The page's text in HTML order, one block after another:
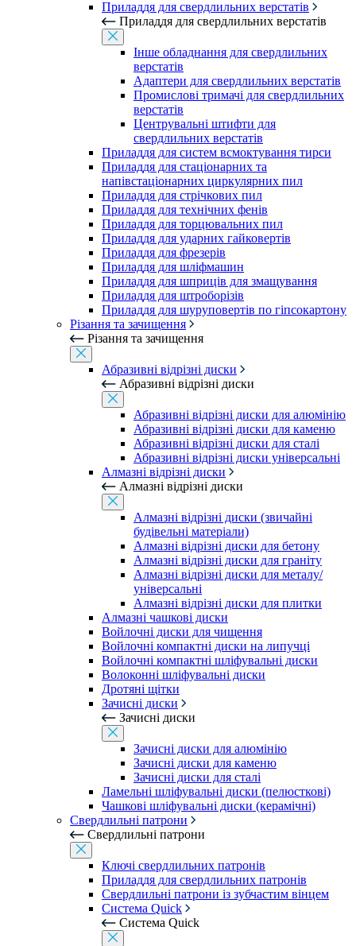
Приладдя для свердлильних верстатів
Приладдя для свердлильних верстатів
Інше обладнання для свердлильних
верстатів
Адаптери для свердлильних верстатів
Промислові тримачі для свердлильних
верстатів
Центрувальні штифти для
свердлильних верстатів
Приладдя для систем всмоктування тирси
Приладдя для стаціонарних та
напівстаціонарних циркулярних пил
Приладдя для стрічкових пил
Приладдя для технічних фенів
Приладдя для торцювальних пил
Приладдя для ударних гайковертів
Приладдя для фрезерів
Приладдя для шліфмашин
Приладдя для шприців для змащування
Приладдя для штроборізів
Приладдя для шуруповертів по гіпсокартону
Різання та зачищення
Різання та зачищення
Абразивні відрізні диски
Абразивні відрізні диски
Абразивні відрізні диски для алюмінію
Абразивні відрізні диски для каменю
Абразивні відрізні диски для сталі
Абразивні відрізні диски універсальні
Алмазні відрізні диски
Алмазні відрізні диски
Алмазні відрізні диски (звичайні
будівельні матеріали)
Алмазні відрізні диски для бетону
Алмазні відрізні диски для граніту
Алмазні відрізні диски для металу/
універсальні
Алмазні відрізні диски для плитки
Алмазні чашкові диски
Войлочні диски для чищення
Войлочні компактні диски на липучці
Войлочні компактні шліфувальні диски
Волоконні шліфувальні диски
Дротяні щітки
Зачисні диски
Зачисні диски
Зачисні диски для алюмінію
Зачисні диски для каменю
Зачисні диски для сталі
Ламельні шліфувальні диски (пелюсткові)
Чашкові шліфувальні диски (керамічні)
Свердлильні патрони
Свердлильні патрони
Ключі свердлильних патронів
Приладдя для свердлильних патронів
Свердлильні патрони із зубчастим вінцем
Система Quick
Система Quick